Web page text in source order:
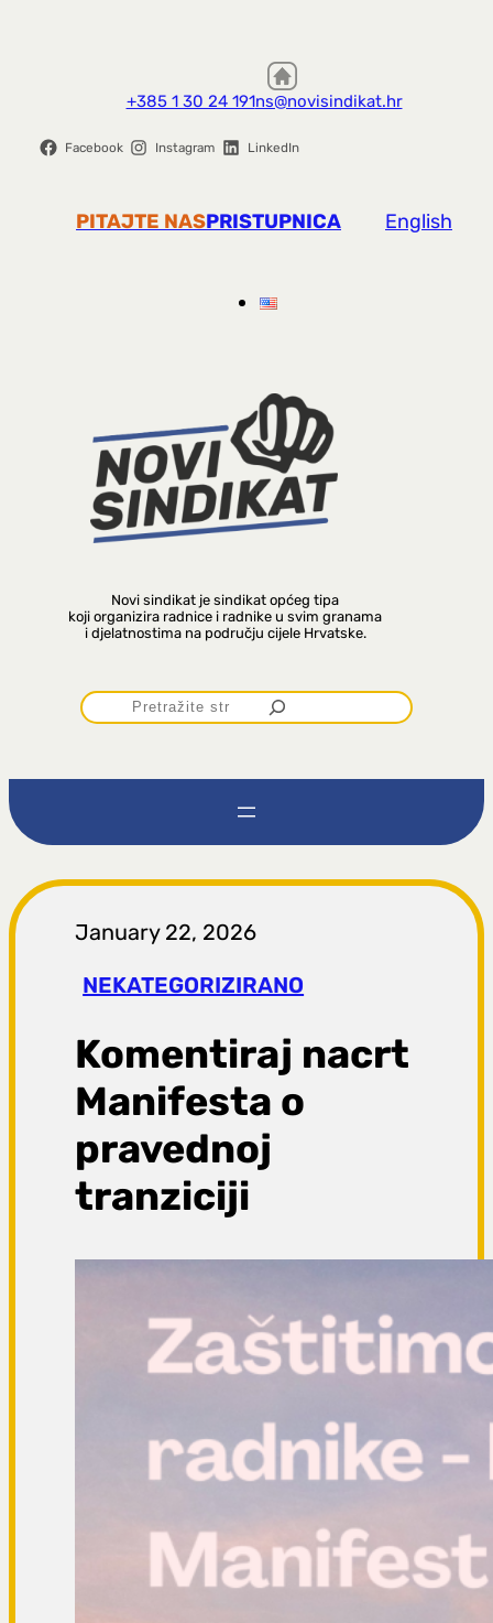
+385 1 30 24 191ns@novisindikat.hr
Facebook Instagram LinkedIn
PITAJTE NASPRISTUPNICA English
Novi sindikat je sindikat općeg tipa
koji organizira radnice i radnike u svim granama
i djelatnostima na području cijele Hrvatske.
P
r
t
r
a
g
a
January 22, 2026
NEKATEGORIZIRANO
Komentiraj nacrt
Manifesta o
pravednoj
tranziciji